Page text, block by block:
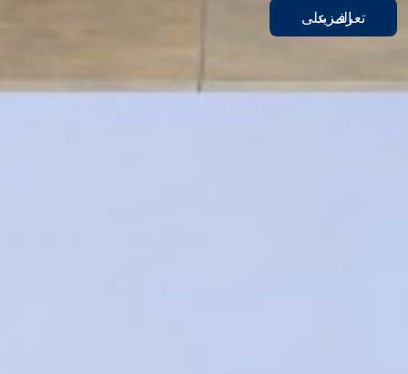
تعرف على المزيد